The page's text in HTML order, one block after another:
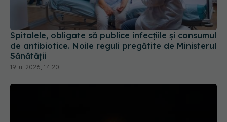
Spitalele, obligate să publice infecțiile și consumul
de antibiotice. Noile reguli pregătite de Ministerul
Sănătății
19 iul 2026, 14:20